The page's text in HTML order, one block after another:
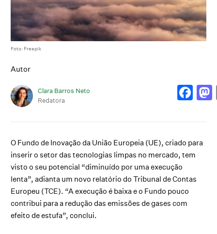
Foto: Freepik
Autor
Clara Barros Neto
Redatora
O Fundo de Inovação da União Europeia (UE), criado para
inserir o setor das tecnologias limpas no mercado, tem
visto o seu potencial “diminuído por uma execução
lenta”, adianta um novo relatório do Tribunal de Contas
Europeu (TCE). “A execução é baixa e o Fundo pouco
contribui para a redução das emissões de gases com
efeito de estufa”, conclui.